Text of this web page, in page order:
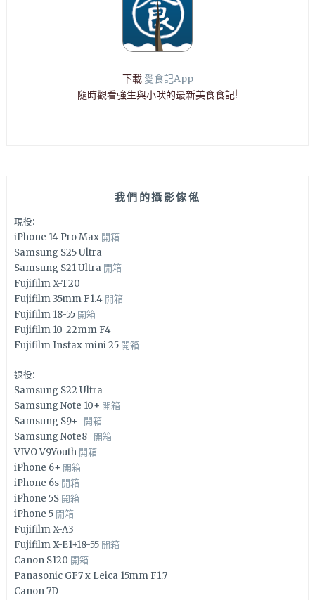
下載 愛食記App
隨時觀看強生與小吠的最新美食食記!
我們的攝影傢俬
現役:
iPhone 14 Pro Max 開箱
Samsung S25 Ultra
Samsung S21 Ultra 開箱
Fujifilm X-T20
Fujifilm 35mm F1.4 開箱
Fujifilm 18-55 開箱
Fujifilm 10-22mm F4
Fujifilm Instax mini 25 開箱
退役:
Samsung S22 Ultra
Samsung Note 10+ 開箱
Samsung S9+ 開箱
Samsung Note8 開箱
VIVO V9Youth 開箱
iPhone 6+ 開箱
iPhone 6s 開箱
iPhone 5S 開箱
iPhone 5 開箱
Fujifilm X-A3
Fujifilm X-E1+18-55 開箱
Canon S120 開箱
Panasonic GF7 x Leica 15mm F1.7
Canon 7D